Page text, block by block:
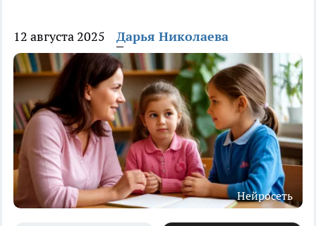
12 августа 2025 Дарья Николаева
Нейросеть